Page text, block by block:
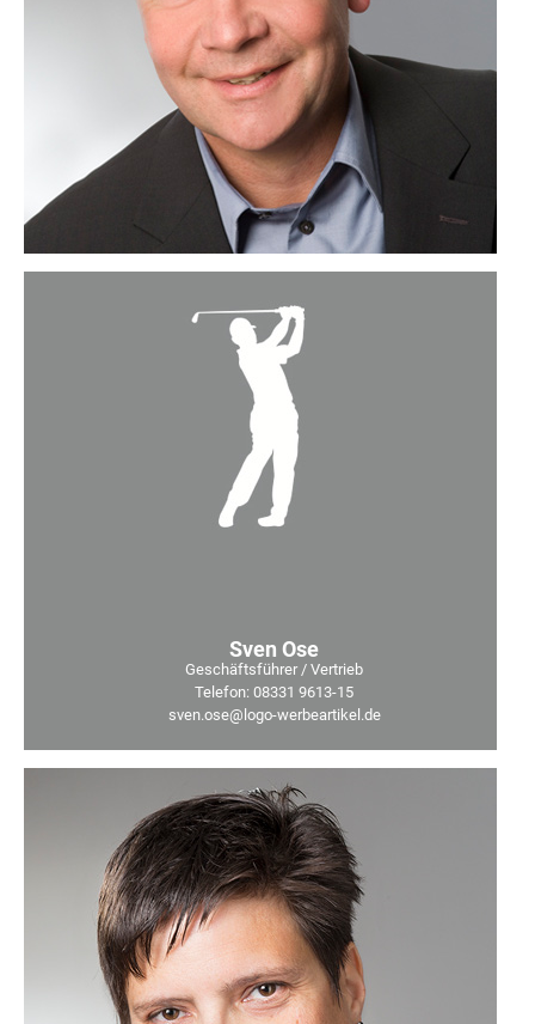
Sven Ose
Geschäftsführer / Vertrieb
Telefon: 08331 9613-15
sven.ose@logo-werbeartikel.de